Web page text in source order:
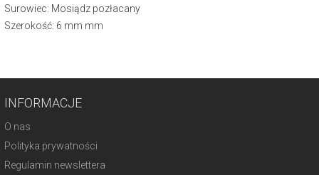
Surowiec: Mosiądz pozłacany
Szerokość: 6 mm mm
INFORMACJE
O nas
Polityka prywatności
Regulamin newslettera